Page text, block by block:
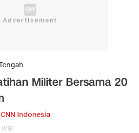
Militer Bersama 20
CNN Indonesia
WIB